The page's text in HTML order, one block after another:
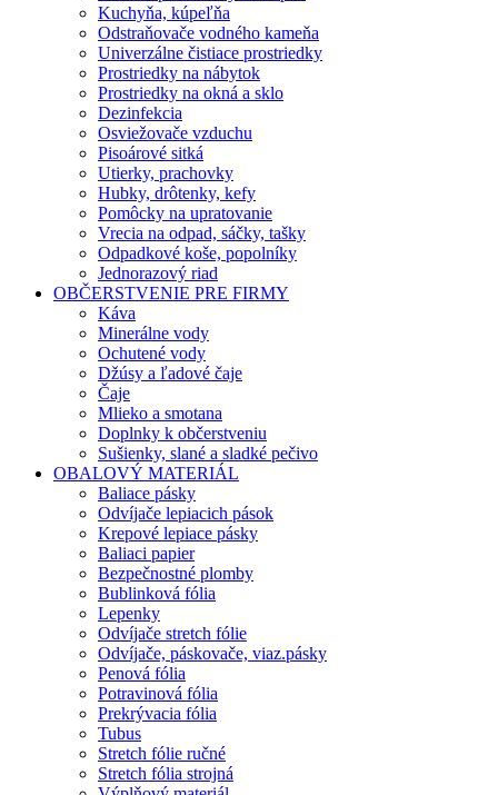
Kuchyňa, kúpeľňa
Odstraňovače vodného kameňa
Univerzálne čistiace prostriedky
Prostriedky na nábytok
Prostriedky na okná a sklo
Dezinfekcia
Osviežovače vzduchu
Pisoárové sitká
Utierky, prachovky
Hubky, drôtenky, kefy
Pomôcky na upratovanie
Vrecia na odpad, sáčky, tašky
Odpadkové koše, popolníky
Jednorazový riad
OBČERSTVENIE PRE FIRMY
Káva
Minerálne vody
Ochutené vody
Džúsy a ľadové čaje
Čaje
Mlieko a smotana
Doplnky k občerstveniu
Sušienky, slané a sladké pečivo
OBALOVÝ MATERIÁL
Baliace pásky
Odvíjače lepiacich pások
Krepové lepiace pásky
Baliaci papier
Bezpečnostné plomby
Bublinková fólia
Lepenky
Odvíjače stretch fólie
Odvíjače, páskovače, viaz.pásky
Penová fólia
Potravinová fólia
Prekrývacia fólia
Tubus
Stretch fólie ručné
Stretch fólia strojná